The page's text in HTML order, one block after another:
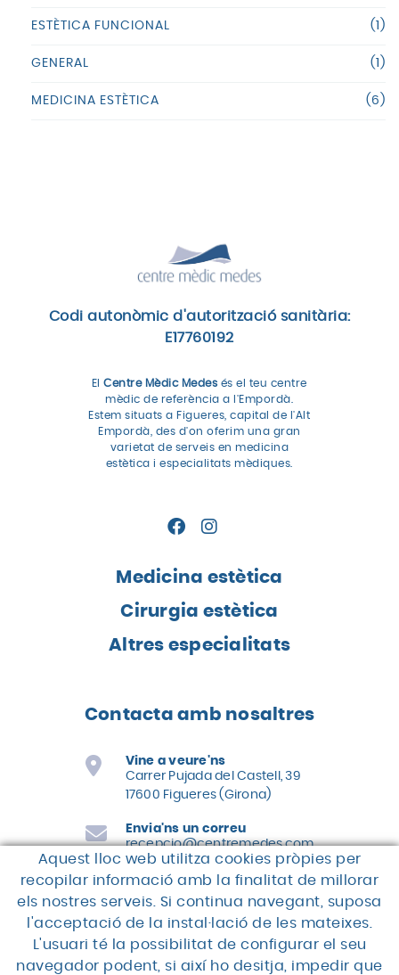
ESTÈTICA FUNCIONAL (1)
GENERAL (1)
MEDICINA ESTÈTICA (6)
Codi autonòmic d'autorització sanitària:
E17760192
ElCentre Mèdic Medes és el teu centre
mèdic de referència a l'Empordà.
Estem situats a Figueres, capital de l'Alt
Empordà, des d'on oferim una gran
varietat de serveis en medicina
estètica i especialitats mèdiques.
Medicina estètica
Cirurgia estètica
Altres especialitats
Contacta amb nosaltres
Vine a veure'ns
Carrer Pujada del Castell, 39
17600 Figueres (Girona)
Envia'ns un correu
recepcio@centremedes.com
Truca'ns
972 67 50 00
Aquest lloc web utilitza cookies pròpies per
recopilar informació amb la finalitat de millorar
els nostres serveis. Si continua navegant, suposa
l'acceptació de la instal·lació de les mateixes.
L'usuari té la possibilitat de configurar el seu
navegador podent, si així ho desitja, impedir que